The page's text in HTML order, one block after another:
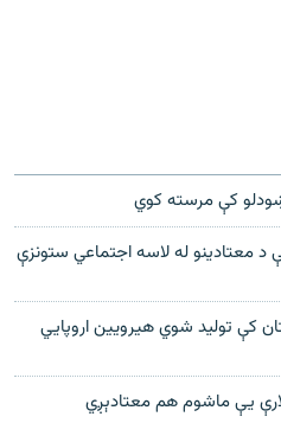
کې مرسته کوي
د معتادینو له لاسه اجتماعي ستونزې
کې تولید شوي هیرویین اروپايي
یې ماشوم هم معتادېږي